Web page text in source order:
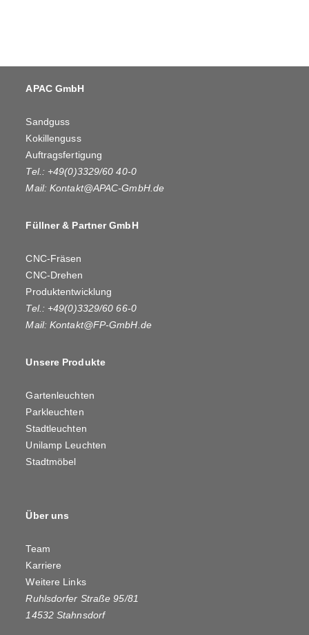
APAC GmbH
Sandguss
Kokillenguss
Auftragsfertigung
Tel.: +49(0)3329/60 40-0
Mail:Kontakt@APAC-GmbH.de
Füllner & Partner GmbH
CNC-Fräsen
CNC-Drehen
Produktentwicklung
Tel.: +49(0)3329/60 66-0
Mail:Kontakt@FP-GmbH.de
Unsere Produkte
Gartenleuchten
Parkleuchten
Stadtleuchten
Unilamp Leuchten
Stadtmöbel
Über uns
Team
Karriere
Weitere Links
Ruhlsdorfer Straße 95/81
14532 Stahnsdorf